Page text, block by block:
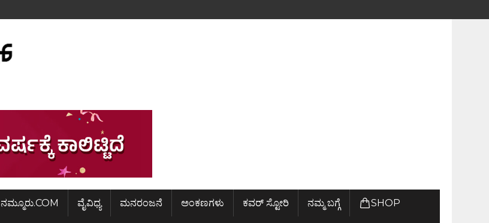
ನಮ್ಮೂರು.COM ವೈವಿಧ್ಯ ಮನರಂಜನೆ ಅಂಕಣಗಳು ಕವರ್ ಸ್ಟೋರಿ ನಮ್ಮ ಬಗ್ಗೆ SHOP